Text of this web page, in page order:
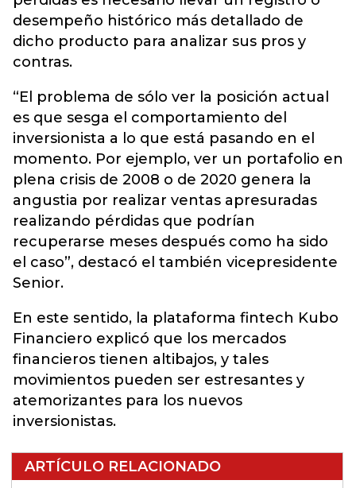
desempeño histórico más detallado de
dicho producto para analizar sus pros y
contras.
“El problema de sólo ver la posición actual
es que sesga el comportamiento del
inversionista a lo que está pasando en el
momento. Por ejemplo, ver un portafolio en
plena crisis de 2008 o de 2020 genera la
angustia por realizar ventas apresuradas
realizando pérdidas que podrían
recuperarse meses después como ha sido
el caso”, destacó el también vicepresidente
Senior.
En este sentido, la plataforma fintech Kubo
Financiero explicó que los mercados
financieros tienen altibajos, y tales
movimientos pueden ser estresantes y
atemorizantes para los nuevos
inversionistas.
ARTÍCULO RELACIONADO